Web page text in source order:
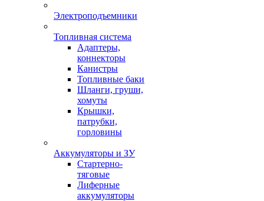
Электроподъемники
Топливная система
Адаптеры,
коннекторы
Канистры
Топливные баки
Шланги, груши,
хомуты
Крышки,
патрубки,
горловины
Аккумуляторы и ЗУ
Стартерно-
тяговые
Лиферные
аккумуляторы